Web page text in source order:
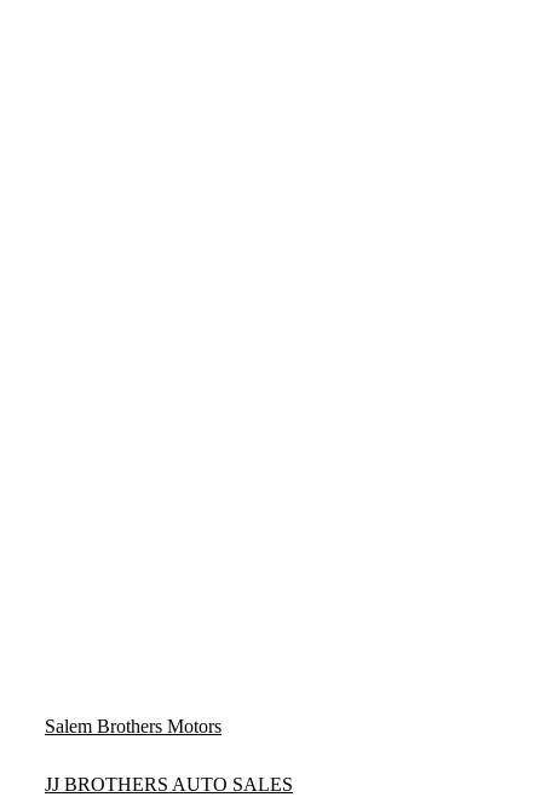
Salem Brothers Motors
JJ BROTHERS AUTO SALES